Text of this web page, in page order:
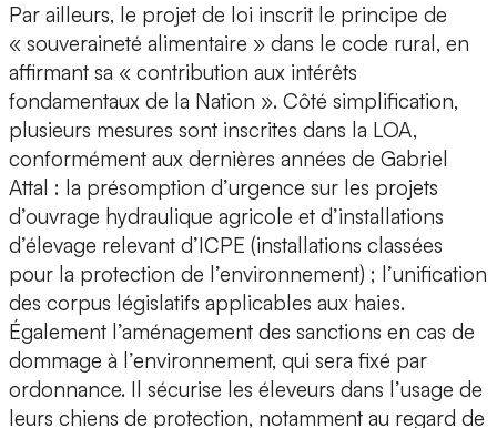
Par ailleurs, le projet de loi inscrit le principe de
« souveraineté alimentaire » dans le code rural, en
affirmant sa « contribution aux intérêts
fondamentaux de la Nation ». Côté simplification,
plusieurs mesures sont inscrites dans la LOA,
conformément aux dernières années de Gabriel
Attal : la présomption d’urgence sur les projets
d’ouvrage hydraulique agricole et d’installations
d’élevage relevant d’ICPE (installations classées
pour la protection de l’environnement) ; l’unification
des corpus législatifs applicables aux haies.
Également l’aménagement des sanctions en cas de
dommage à l’environnement, qui sera fixé par
ordonnance. Il sécurise les éleveurs dans l’usage de
leurs chiens de protection, notamment au regard de